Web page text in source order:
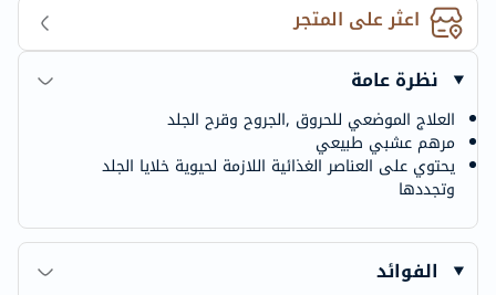
اعثر على المتجر
نظرة عامة
العلاج الموضعي للحروق ,الجروح وقرح الجلد
مرهم عشبي طبيعي
يحتوي على العناصر الغذائية اللازمة لحيوية خلايا الجلد
وتجددها
الفوائد